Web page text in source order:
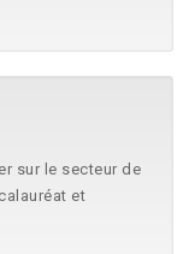
sur le secteur de
et